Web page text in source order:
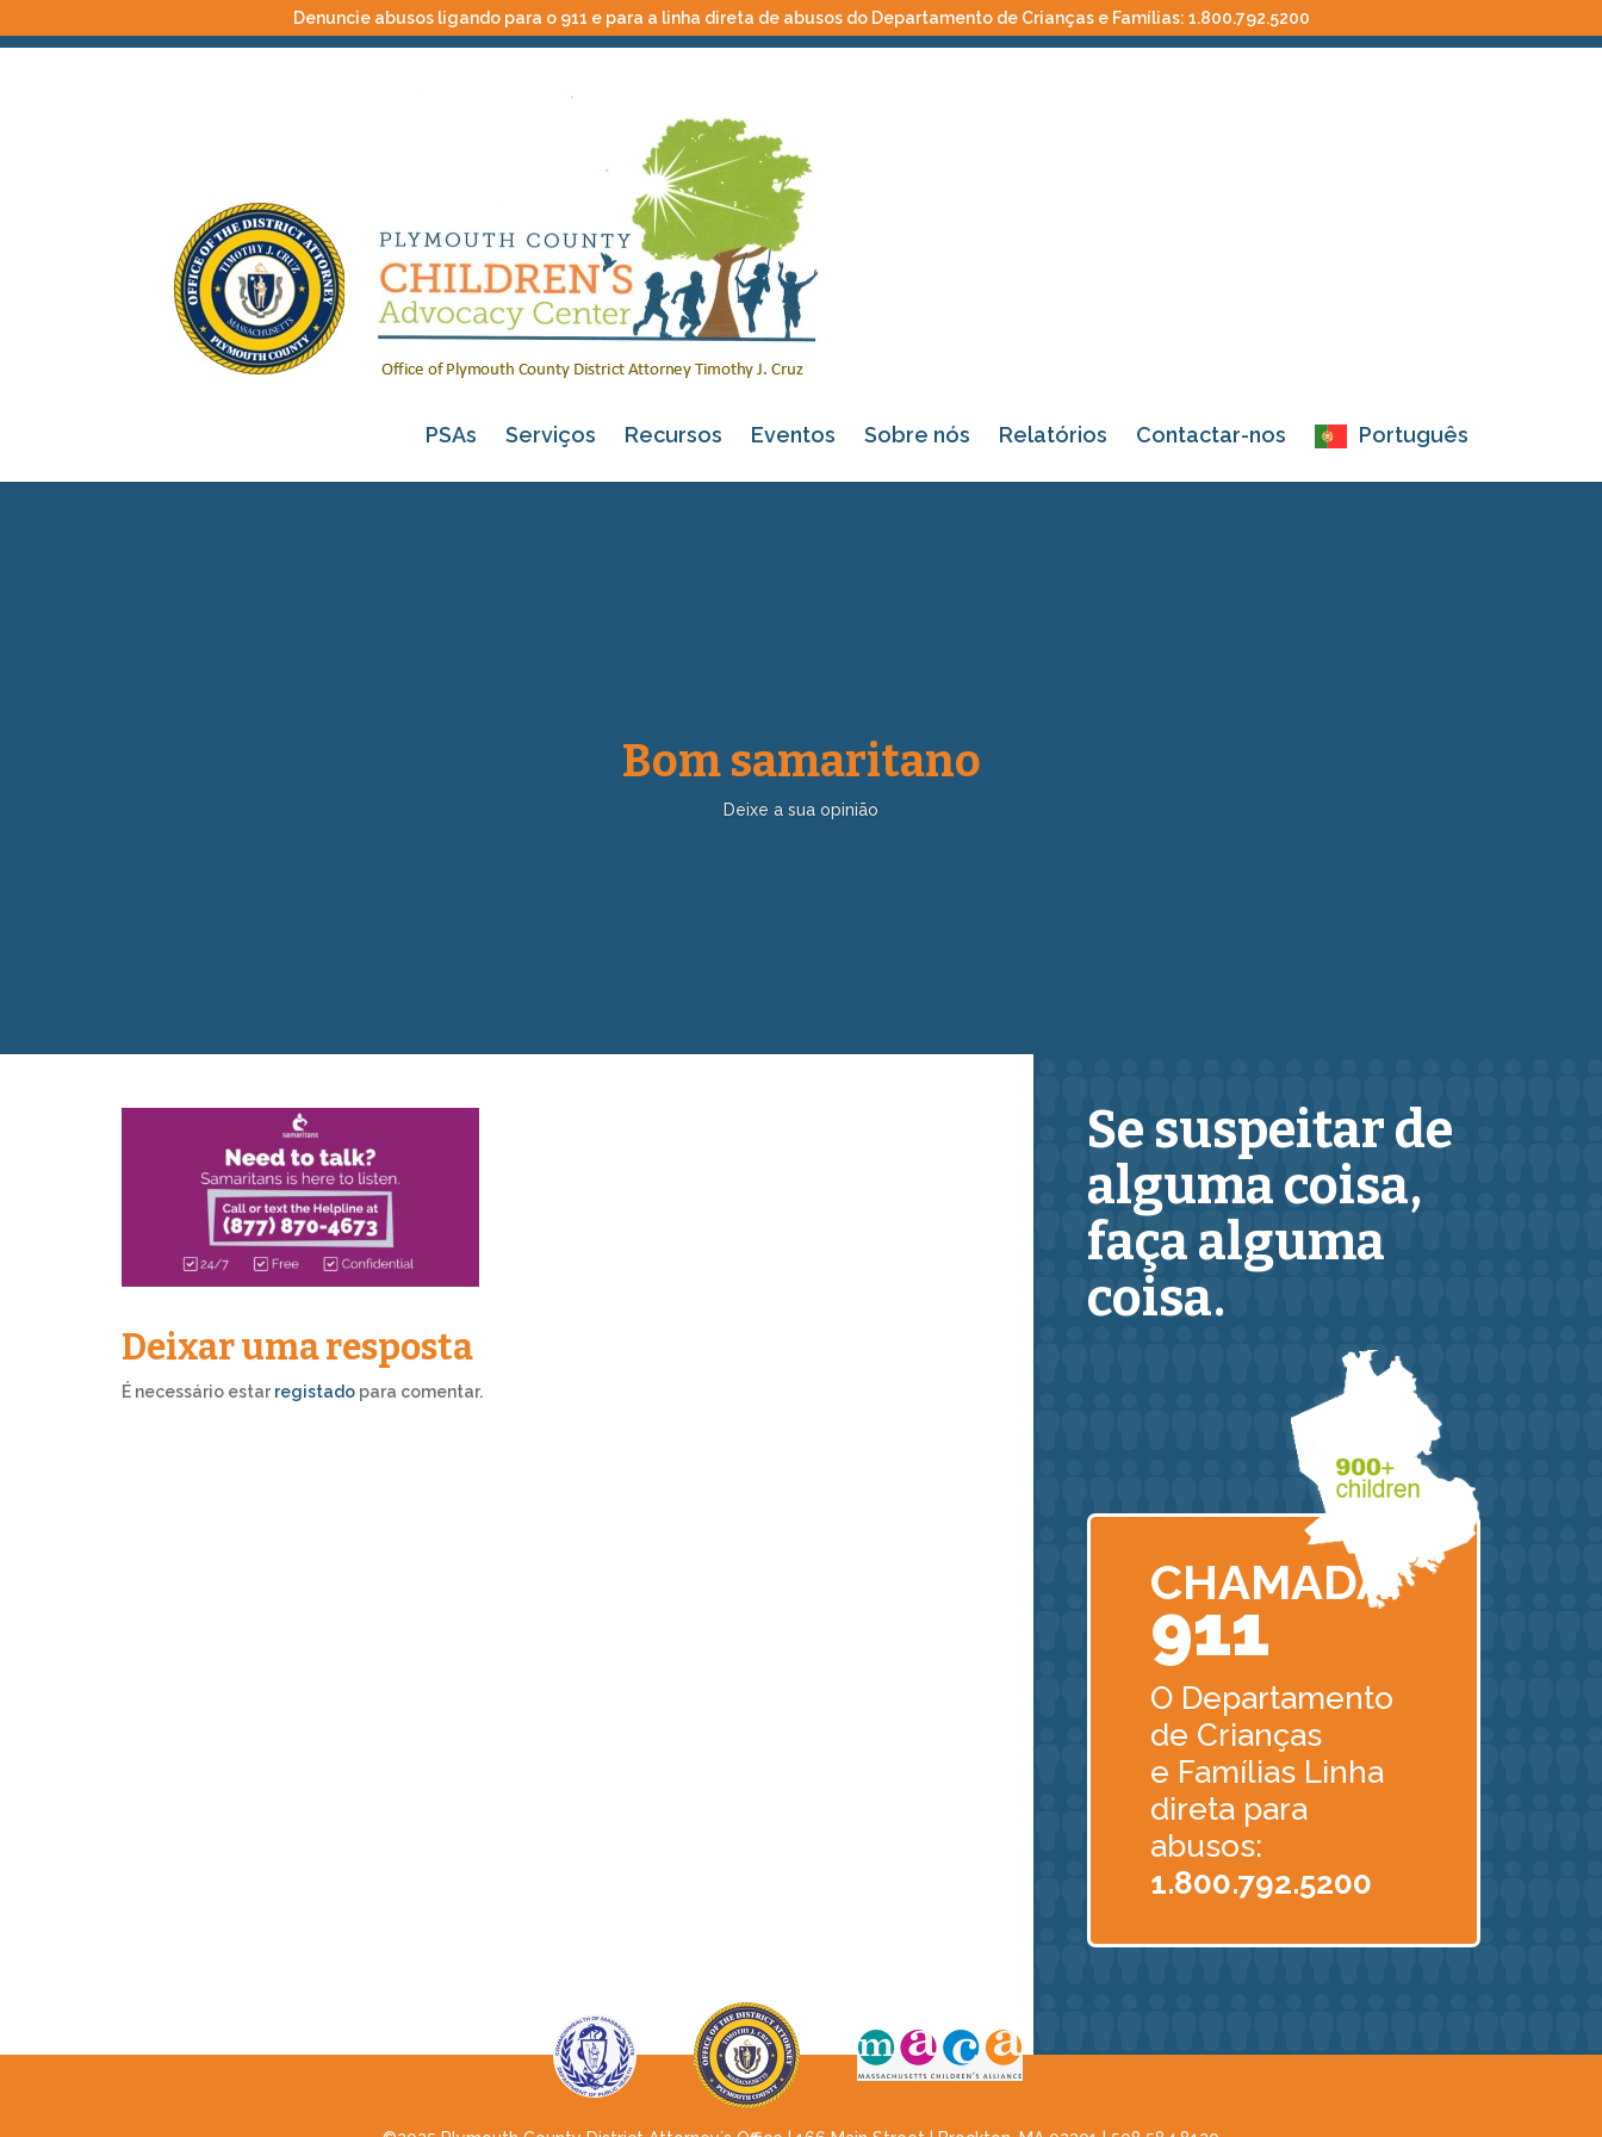
Denuncie abusos ligando para o 911 e para a linha direta de abusos do Departamento de Crianças e Famílias: 1.800.792.5200
PSAs Serviços Recursos Eventos Sobre nós Relatórios Contactar-nos Português
Bom samaritano
Deixe a sua opinião
Deixar uma resposta
É necessário estar registado para comentar.
Se suspeitar de
alguma coisa,
faça alguma
coisa.
CHAMADA:
911
O Departamento
de Crianças
e Famílias Linha
direta para
abusos:
1.800.792.5200